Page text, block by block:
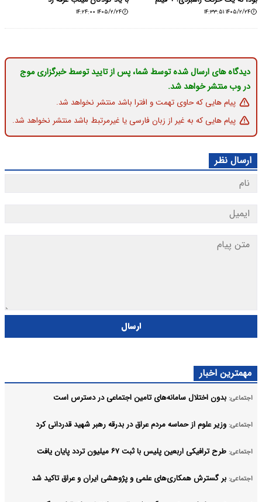
۱۴۰۵/۲/۲۴ ۱۴:۳۳:۵۱ ۱۴۰۵/۲/۲۴ ۱۴:۲۴:۰۰
دیدگاه های ارسال شده توسط شما، پس از تایید توسط خبرگزاری موج
در وب منتشر خواهد شد.
پیام هایی که حاوی تهمت و افترا باشد منتشر نخواهد شد.
پیام هایی که به غیر از زبان فارسی یا غیرمرتبط باشد منتشر نخواهد شد.
ارسال نظر
ارسال
مهمترین اخبار
اجتماعی: بدون اختلال سامانه‌های تامین اجتماعی در دسترس است
اجتماعی: وزیر علوم از حماسه مردم عراق در بدرقه رهبر شهید قدردانی کرد
اجتماعی: طرح ترافیکی اربعین پلیس با ثبت ۶۷ میلیون تردد پایان یافت
اجتماعی: بر گسترش همکاری‌های علمی و پژوهشی ایران و عراق تاکید شد